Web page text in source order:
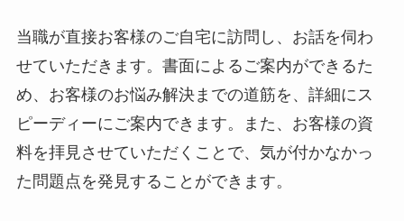
当職が直接お客様のご自宅に訪問し、お話を伺わ
せていただきます。書面によるご案内ができるた
め、お客様のお悩み解決までの道筋を、詳細にス
ピーディーにご案内できます。また、お客様の資
料を拝見させていただくことで、気が付かなかっ
た問題点を発見することができます。